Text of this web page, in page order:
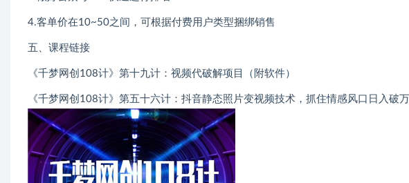
4.客单价在10~50之间，可根据付费用户类型捆绑销售
五、课程链接
《千梦网创108计》第十九计：视频代破解项目（附软件）
《千梦网创108计》第五十六计：抖音静态照片变视频技术，抓住情感风口日入破万